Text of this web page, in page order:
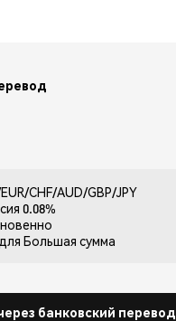
CHF/AUD/GBP/JPY
0.08%
Большая сумма
банковский перевод